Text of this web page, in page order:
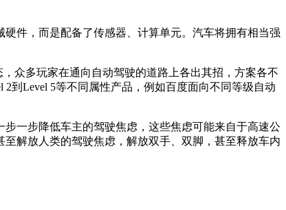
件，而是配备了传感器、计算单元。汽车将拥有相当强
众多玩家在通向自动驾驶的道路上各出其招，方案各不
到Level 5等不同属性产品，例如百度面向不同等级自动
一步降低车主的驾驶焦虑，这些焦虑可能来自于高速公
解放人类的驾驶焦虑，解放双手、双脚，甚至释放车内